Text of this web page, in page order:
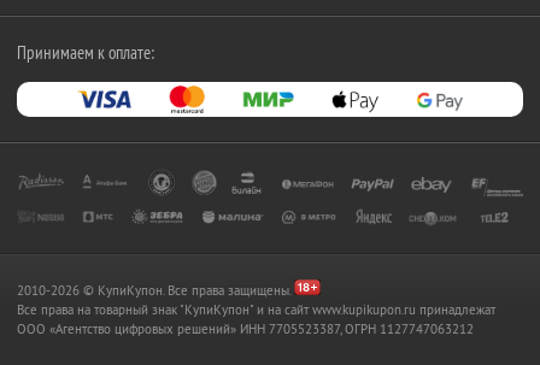
Принимаем к оплате:
2010-2026 © КупиКупон. Все права защищены.
Все права на товарный знак "КупиКупон" и на сайт www.kupikupon.ru принадлежат
OOO «Агентство цифровых решений» ИНН 7705523387, ОГРН 1127747063212